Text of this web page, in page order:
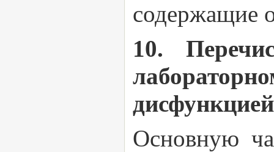
содержащие
10.
Основную